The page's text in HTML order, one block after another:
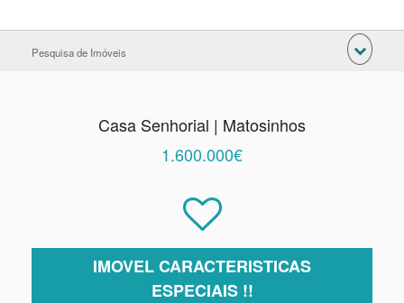
Pesquisa de Imóveis
Casa Senhorial | Matosinhos
1.600.000€
IMOVEL CARACTERISTICAS
ESPECIAIS !!